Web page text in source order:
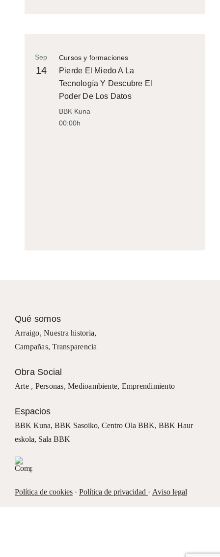
Cursos y formaciones
Sep
14
Pierde El Miedo A La
Tecnología Y Descubre El
Poder De Los Datos
BBK Kuna
00:00h
Qué somos
Arraigo,Nuestra historia,
Campañas, Transparencia
Obra Social
Arte , Personas,Medioambiente, Emprendimiento
Espacios
BBK Kuna, BBK Sasoiko, Centro Ola BBK, BBK Haur
eskola, Sala BBK
Política de cookies· Política de privacidad · Aviso legal